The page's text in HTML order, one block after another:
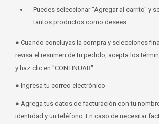
Puedes seleccionar "Agregar al carrito" y
tantos productos como desees
● Cuando concluyas la compra y selecciones
revisa el resumen de tu pedido, acepta los
y haz clic en "CONTINUAR".
● Ingresa tu correo electrónico
● Agrega tus datos de facturación con tu
identidad y un teléfono. En caso de necesitar